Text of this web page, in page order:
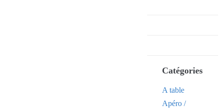
Catégories
A table
Apéro /